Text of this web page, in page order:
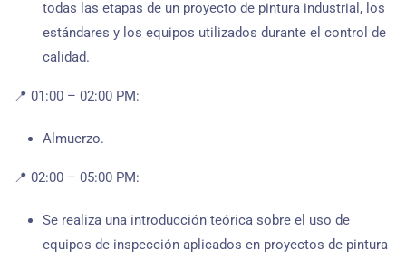
todas las etapas de un proyecto de pintura industrial, los
estándares y los equipos utilizados durante el control de
calidad.
📍 01:00 – 02:00 PM:
Almuerzo.
📍 02:00 – 05:00 PM:
Se realiza una introducción teórica sobre el uso de
equipos de inspección aplicados en proyectos de pintura